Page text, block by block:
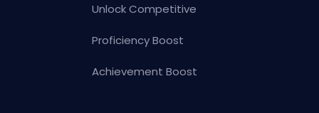
Unlock Competitive
Proficiency Boost
Achievement Boost